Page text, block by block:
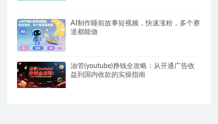
AI制作睡前故事短视频，快速涨粉，多个赛
道都能做
油管(youtube)挣钱全攻略：从开通广告收
益到国内收款的实操指南